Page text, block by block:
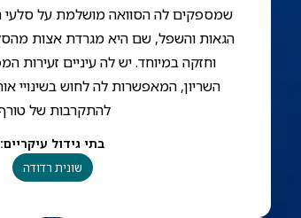
שמספקים לה הסוואה מושלמת על סלעי
הגאות והשפל, שם היא מגרדת אצות
וחזקה במיוחד. יש לה עיניים זעירות
השריון, המאפשרות לה לחוש בשינויי
להתקרבות של
בתי גידול עיקריים:
שונית רדודה